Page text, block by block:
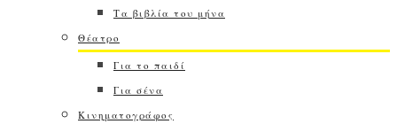
Τα βιβλία του μήνα
Θέατρο
Για το παιδί
Για σένα
Κινηματογράφος